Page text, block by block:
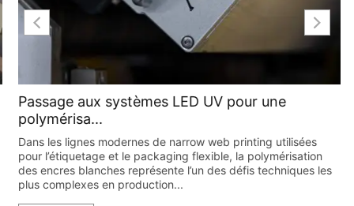
Passage aux systèmes LED UV pour une
polymérisa...
Dans les lignes modernes de narrow web printing utilisées
pour l’étiquetage et le packaging flexible, la polymérisation
des encres blanches représente l’un des défis techniques les
plus complexes en production...